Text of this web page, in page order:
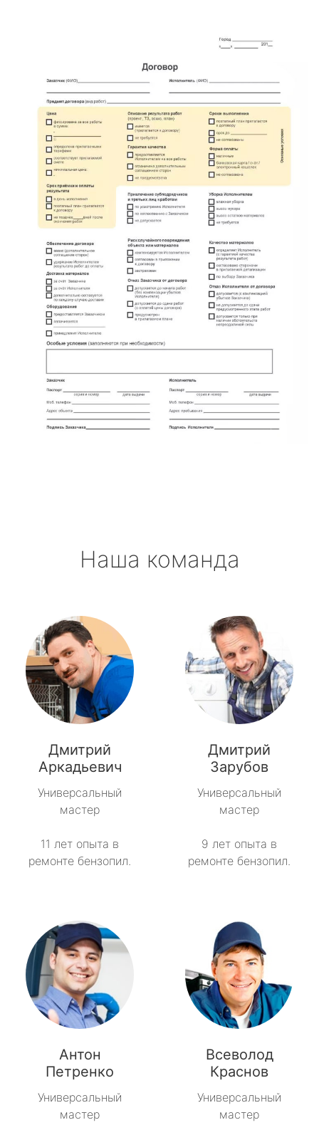
Наша команда
Дмитрий
Аркадьевич
Универсальный
мастер
11 лет опыта в
ремонте бензопил.
Дмитрий
Зарубов
Универсальный
мастер
9 лет опыта в
ремонте бензопил.
Антон
Петренко
Универсальный
мастер
Всеволод
Краснов
Универсальный
мастер